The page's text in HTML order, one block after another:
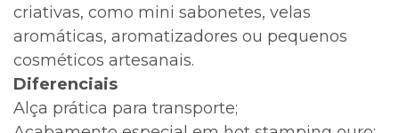
criativas, como mini sabonetes, velas
aromáticas, aromatizadores ou pequenos
cosméticos artesanais.
Diferenciais
Alça prática para transporte;